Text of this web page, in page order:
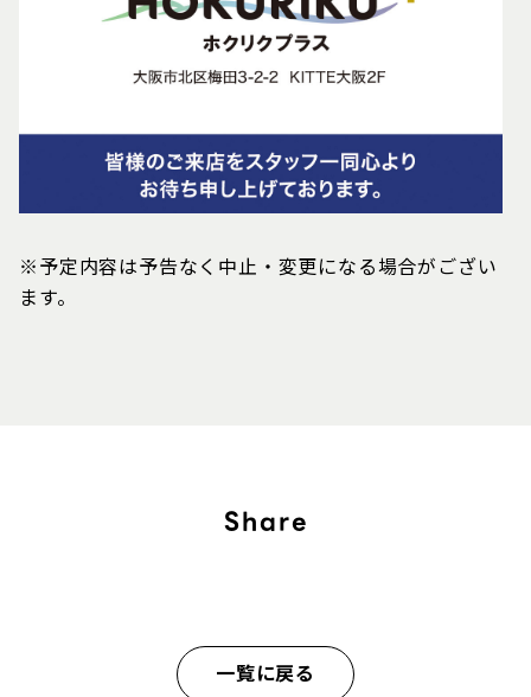
※予定内容は予告なく中止・変更になる場合がござい
ます。
Share
一覧に戻る